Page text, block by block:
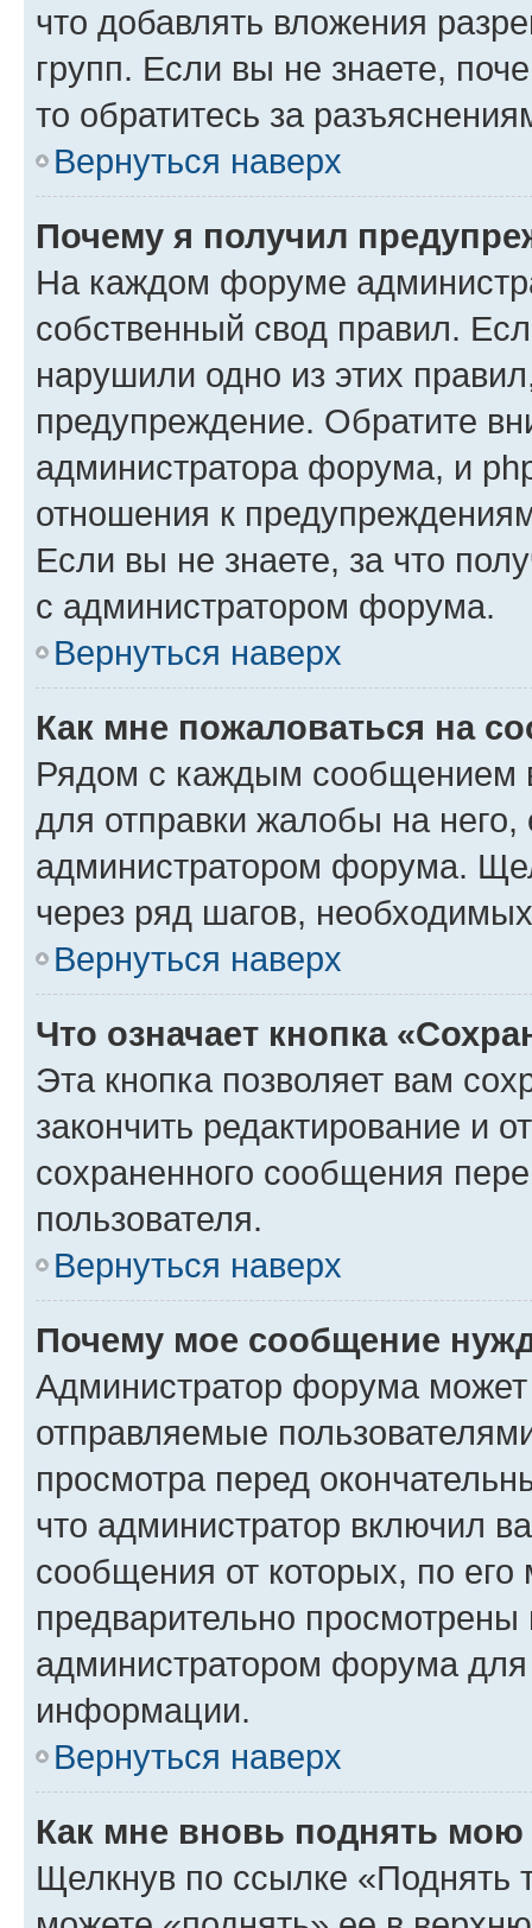
что добавлять вложения
групп. Если вы не знаете,
то обратитесь за
Вернуться наверх
Почему я получил
На каждом форуме
собственный свод правил.
нарушили одно из этих
предупреждение. Обратите
администратора форума, и
отношения к
Если вы не знаете, за что
с администратором форума.
Вернуться наверх
Как мне пожаловаться на
Рядом с каждым сообщением
для отправки жалобы на
администратором форума.
через ряд шагов,
Вернуться наверх
Что означает кнопка
Эта кнопка позволяет вам
закончить редактирование и
сохраненного сообщения
пользователя.
Вернуться наверх
Почему мое сообщение
Администратор форума
отправляемые
просмотра перед
что администратор включил
сообщения от которых, по
предварительно
администратором форума
информации.
Вернуться наверх
Как мне вновь поднять мою
Щелкнув по ссылке «Поднять